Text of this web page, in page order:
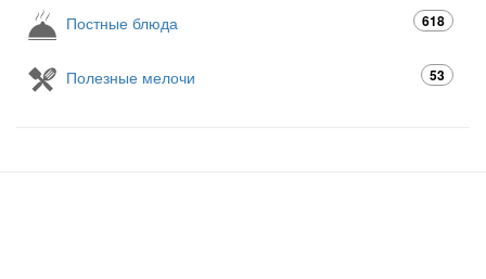
Постные блюда 618
Полезные мелочи 53